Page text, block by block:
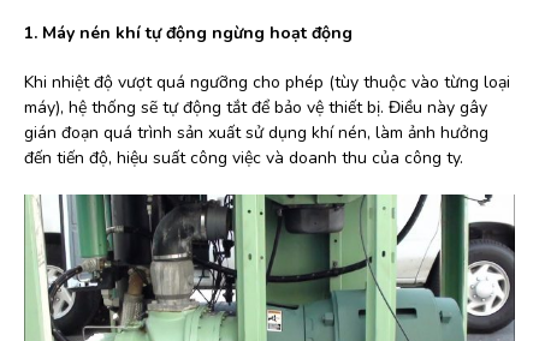
1. Máy nén khí tự động ngừng hoạt động
Khi nhiệt độ vượt quá ngưỡng cho phép (tùy thuộc vào từng loại
máy), hệ thống sẽ tự động tắt để bảo vệ thiết bị. Điều này gây
gián đoạn quá trình sản xuất sử dụng khí nén, làm ảnh hưởng
đến tiến độ, hiệu suất công việc và doanh thu của công ty.